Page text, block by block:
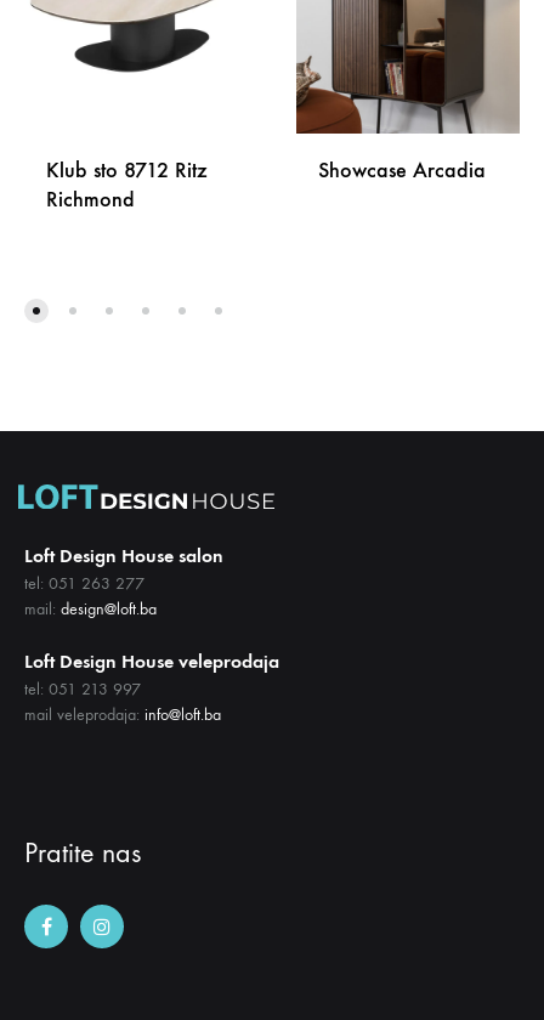
Klub sto 8712 Ritz
Richmond
Showcase Arcadia
Loft Design House salon
tel: 051 263 277
mail: design@loft.ba
Loft Design House veleprodaja
tel: 051 213 997
mail veleprodaja: info@loft.ba
Pratite nas